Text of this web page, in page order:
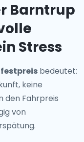
Barntrup
Stress
bedeutet:
keine
den Fahrpreis
von